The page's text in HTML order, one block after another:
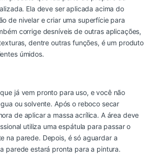
Ela deve ser aplicada acima do
de nivelar e criar uma superfície para
corrige desníveis de outras aplicações,
dentre outras funções, é um produto
úmidos.
já vem pronto para uso, e você não
ou solvente. Após o reboco secar
de aplicar a massa acrílica. A área deve
utiliza uma espátula para passar o
na parede. Depois, é só aguardar a
parede estará pronta para a pintura.